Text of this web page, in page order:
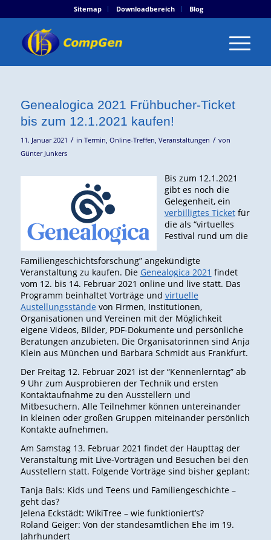
Sitemap Downloadbereich Blog
Genealogica 2021 Frühbucher-Ticket
bis zum 12.1.2021 kaufen!
11. Januar 2021 / in Termin, Online-Treffen, Veranstaltungen / von
Günter Junkers
Bis zum 12.1.2021
gibt es noch die
Gelegenheit, ein
verbilligtes Ticketfür
die als “virtuelles
Festival rund um die
Familiengeschichtsforschung” angekündigte
Veranstaltung zu kaufen. Die Genealogica 2021 findet
vom 12. bis 14. Februar 2021 online und live statt. Das
Programm beinhaltet Vorträge und virtuelle
Austellungsstände von Firmen, Institutionen,
Organisationen und Vereinen mit der Möglichkeit
eigene Videos, Bilder, PDF-Dokumente und persönliche
Beratungen anzubieten. Die Organisatorinnen sind Anja
Klein aus München und Barbara Schmidt aus Frankfurt.
Der Freitag 12. Februar 2021 ist der “Kennenlerntag” ab
9 Uhr zum Ausprobieren der Technik und ersten
Kontaktaufnahme zu den Ausstellern und
Mitbesuchern. Alle Teilnehmer können untereinander
in kleinen oder großen Gruppen miteinander persönlich
Kontakte aufnehmen.
Am Samstag 13. Februar 2021 findet der Haupttag der
Veranstaltung mit Live-Vorträgen und Besuchen bei den
Ausstellern statt. Folgende Vorträge sind bisher geplant:
Tanja Bals: Kids und Teens und Familiengeschichte –
geht das?
Jelena Eckstädt: WikiTree – wie funktioniert’s?
Roland Geiger: Von der standesamtlichen Ehe im 19.
Jahrhundert